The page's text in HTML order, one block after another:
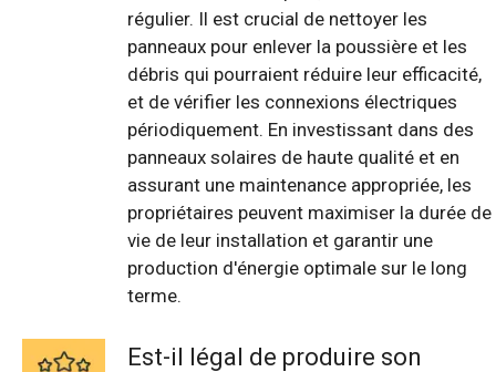
régulier. Il est crucial de nettoyer les
panneaux pour enlever la poussière et les
débris qui pourraient réduire leur efficacité,
et de vérifier les connexions électriques
périodiquement. En investissant dans des
panneaux solaires de haute qualité et en
assurant une maintenance appropriée, les
propriétaires peuvent maximiser la durée de
vie de leur installation et garantir une
production d'énergie optimale sur le long
terme.
Est-il légal de produire son